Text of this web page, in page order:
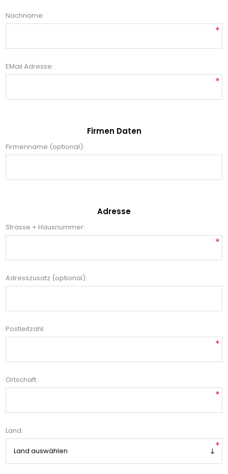
Nachname:
*
EMail Adresse:
*
Firmen Daten
Firmenname (optional):
Adresse
Strasse + Hausnummer:
*
Adresszusatz (optional):
Postleitzahl:
*
Ortschaft:
*
Land:
*